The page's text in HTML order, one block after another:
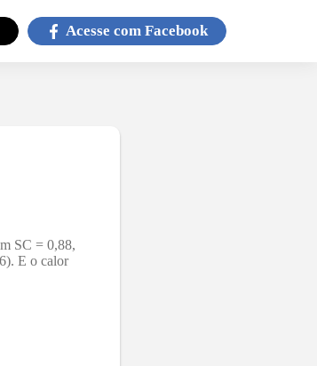
Acesse com Facebook
SC = 0,88,
E o calor